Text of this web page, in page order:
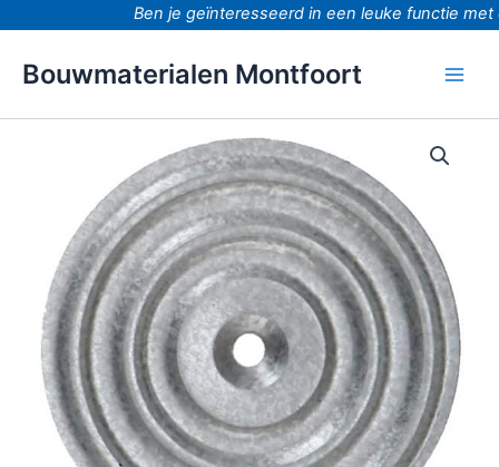
Ben je geïnteresseerd in een leuke functie met
Bouwmaterialen Montfoort
stuks
aantal